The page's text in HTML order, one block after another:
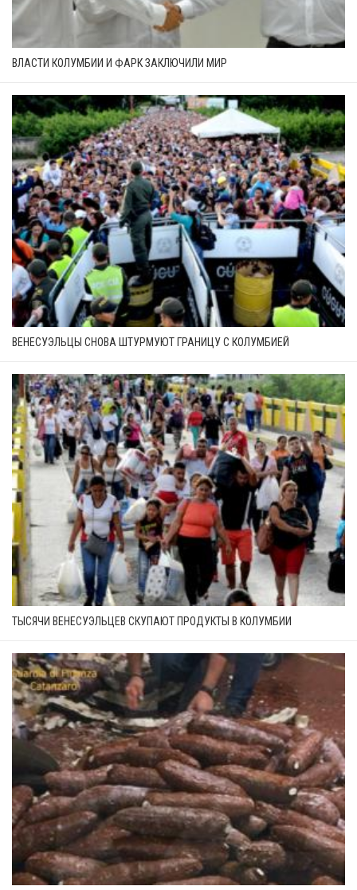
ВЛАСТИ КОЛУМБИИ И ФАРК ЗАКЛЮЧИЛИ МИР
ВЕНЕСУЭЛЬЦЫ СНОВА ШТУРМУЮТ ГРАНИЦУ С КОЛУМБИЕЙ
ТЫСЯЧИ ВЕНЕСУЭЛЬЦЕВ СКУПАЮТ ПРОДУКТЫ В КОЛУМБИИ